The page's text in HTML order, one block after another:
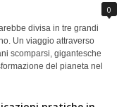
0
divisa in tre grandi
Un viaggio attraverso
scomparsi, gigantesche
del pianeta nel